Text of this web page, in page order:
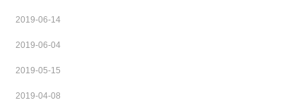
2019-06-14
2019-06-04
2019-05-15
2019-04-08